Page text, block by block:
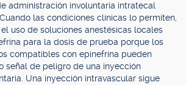
administración involuntaria intratecal
las condiciones clínicas lo permiten,
uso de soluciones anestésicas locales
para la dosis de prueba porque los
compatibles con epinefrina pueden
señal de peligro de una inyección
Una inyección intravascular sigue